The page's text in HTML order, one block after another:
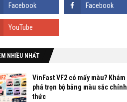
NHIỀU NHẤT
VinFast VF2 có mấy màu? Khám
phá trọn bộ bảng màu sắc chính
thức